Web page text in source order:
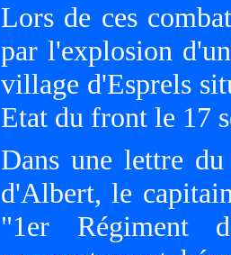
Lors de ces
par l'explosion
village d'Esprels
Etat du front le 17
Dans une lettre
d'Albert, le
"1er Régiment